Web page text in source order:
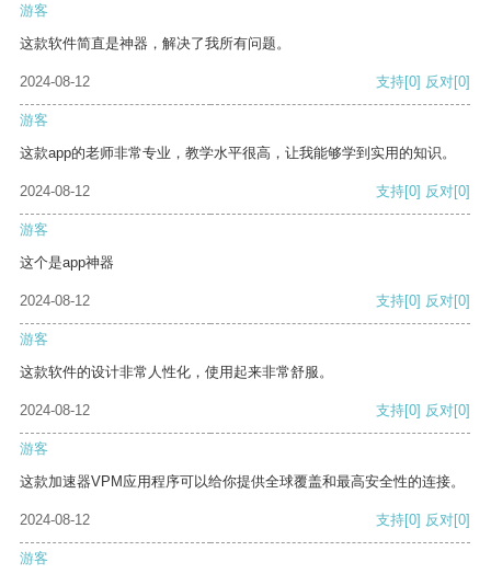
游客
这款软件简直是神器，解决了我所有问题。
2024-08-12 支持[0] 反对[0]
游客
这款app的老师非常专业，教学水平很高，让我能够学到实用的知识。
2024-08-12 支持[0] 反对[0]
游客
这个是app神器
2024-08-12 支持[0] 反对[0]
游客
这款软件的设计非常人性化，使用起来非常舒服。
2024-08-12 支持[0] 反对[0]
游客
这款加速器VPM应用程序可以给你提供全球覆盖和最高安全性的连接。
2024-08-12 支持[0] 反对[0]
游客